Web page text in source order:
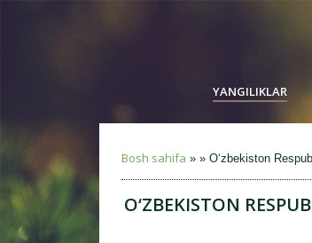
YANGILIKLAR
Bosh sahifa » » O‘zbekiston
O‘ZBEKISTON